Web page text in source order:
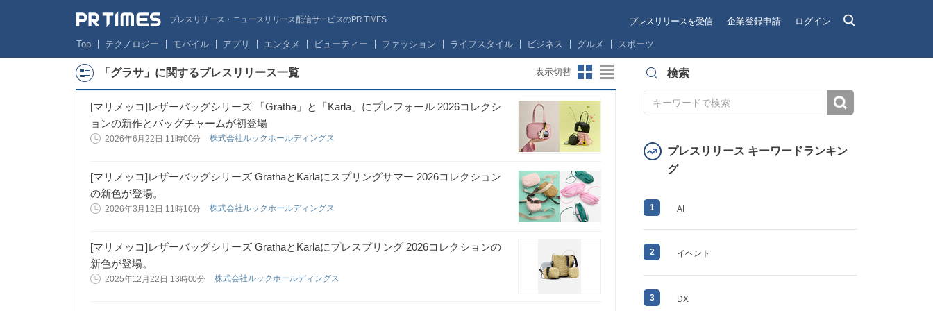
プレスリリース・ニュースリリース配信サービスのPR TIMES プレスリリースを受信 企業登録申請 ログイン
Top テクノロジー モバイル アプリ エンタメ ビューティー ファッション ライフスタイル ビジネス グルメ スポーツ
「グラサ」に関するプレスリリース一覧 表示切替
[マリメッコ]レザーバッグシリーズ 「Gratha」と「Karla」にプレフォール 2026コレクシ
ョンの新作とバッグチャームが初登場
2026年6月22日 11時00分 株式会社ルックホールディングス
[マリメッコ]レザーバッグシリーズ GrathaとKarlaにスプリングサマー 2026コレクション
の新色が登場。
2026年3月12日 11時10分 株式会社ルックホールディングス
[マリメッコ]レザーバッグシリーズ GrathaとKarlaにプレスプリング 2026コレクションの
新色が登場。
2025年12月22日 13時00分 株式会社ルックホールディングス
検索
プレスリリース キーワードランキン
グ
1 AI
2 イベント
3 DX